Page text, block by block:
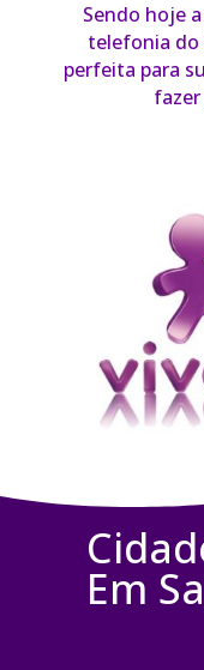
Sendo hoje
telefonia do
perfeita para
Em